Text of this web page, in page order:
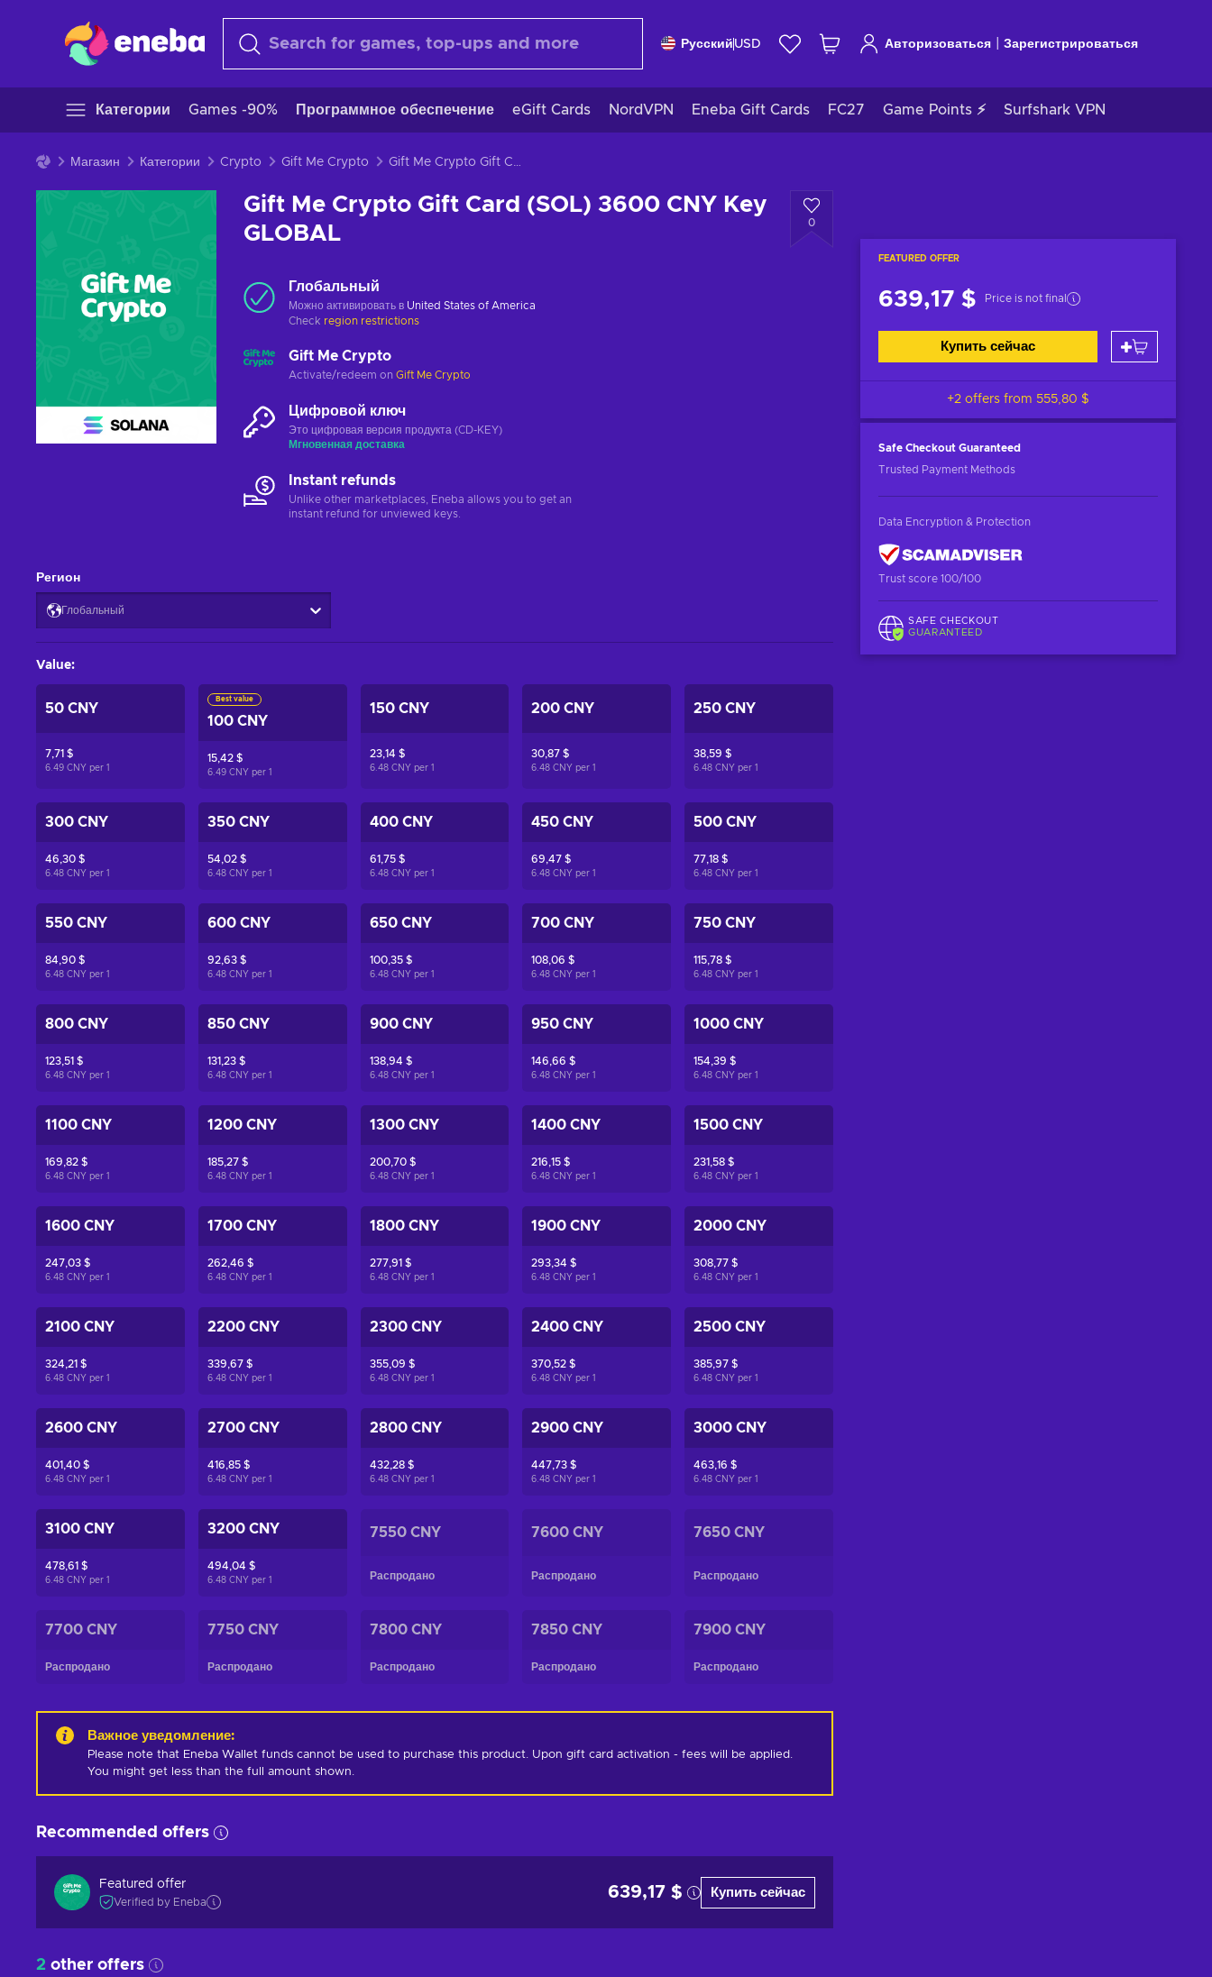
Русский USD Авторизоваться Зарегистрироваться
Категории Games -90% Программное обеспечение eGift Cards NordVPN Eneba Gift Cards FC27 Game Points ⚡ Surfshark VPN
Магазин Категории Crypto Gift Me Crypto Gift Me Crypto Gift Card (SOL) 3600 CNY Key GLOBAL
Gift Me Crypto Gift Card (SOL) 3600 CNY Key
GLOBAL
0
FEATURED OFFER
639,17 $ Price is not final
Купить сейчас
+2 offers from 555,80 $
Safe Checkout Guaranteed
Trusted Payment Methods
Data Encryption & Protection
Trust score 100/100
SAFE CHECKOUT
GUARANTEED
Глобальный
Можно активировать в United States of America
Check region restrictions
Gift Me Crypto
Activate/redeem on Gift Me Crypto
Цифровой ключ
Это цифровая версия продукта (CD-KEY)
Мгновенная доставка
Instant refunds
Unlike other marketplaces, Eneba allows you to get an
instant refund for unviewed keys.
Регион
Глобальный
Value:
50 CNY
7,71 $
6.49 CNY per 1
Best value
100 CNY
15,42 $
6.49 CNY per 1
150 CNY
23,14 $
6.48 CNY per 1
200 CNY
30,87 $
6.48 CNY per1
250 CNY
38,59 $
6.48 CNY per1
300 CNY
46,30 $
6.48 CNY per 1
350 CNY
54,02 $
6.48 CNY per 1
400 CNY
61,75 $
6.48 CNY per 1
450 CNY
69,47 $
6.48 CNY per1
500 CNY
77,18 $
6.48 CNY per1
550 CNY
84,90 $
6.48 CNY per 1
600 CNY
92,63 $
6.48 CNY per 1
650 CNY
100,35 $
6.48 CNY per 1
700 CNY
108,06 $
6.48 CNY per1
750 CNY
115,78 $
6.48 CNY per1
800 CNY
123,51 $
6.48 CNY per 1
850 CNY
131,23 $
6.48 CNY per 1
900 CNY
138,94 $
6.48 CNY per 1
950 CNY
146,66 $
6.48 CNY per1
1000 CNY
154,39 $
6.48 CNY per1
1100 CNY
169,82 $
6.48 CNY per 1
1200 CNY
185,27 $
6.48 CNY per 1
1300 CNY
200,70 $
6.48 CNY per 1
1400 CNY
216,15 $
6.48 CNY per1
1500 CNY
231,58 $
6.48 CNY per1
1600 CNY
247,03 $
6.48 CNY per 1
1700 CNY
262,46 $
6.48 CNY per 1
1800 CNY
277,91 $
6.48 CNY per 1
1900 CNY
293,34 $
6.48 CNY per1
2000 CNY
308,77 $
6.48 CNY per1
2100 CNY
324,21 $
6.48 CNY per 1
2200 CNY
339,67 $
6.48 CNY per 1
2300 CNY
355,09 $
6.48 CNY per 1
2400 CNY
370,52 $
6.48 CNY per1
2500 CNY
385,97 $
6.48 CNY per1
2600 CNY
401,40 $
6.48 CNY per 1
2700 CNY
416,85 $
6.48 CNY per 1
2800 CNY
432,28 $
6.48 CNY per 1
2900 CNY
447,73 $
6.48 CNY per1
3000 CNY
463,16 $
6.48 CNY per1
3100 CNY
478,61 $
6.48 CNY per 1
3200 CNY
494,04 $
6.48 CNY per 1
7550 CNY
Распродано
7600 CNY
Распродано
7650 CNY
Распродано
7700 CNY
Распродано
7750 CNY
Распродано
7800 CNY
Распродано
7850 CNY
Распродано
7900 CNY
Распродано
Важное уведомление:
Please note that Eneba Wallet funds cannot be used to purchase this product. Upon gift card activation - fees will be applied.
You might get less than the full amount shown.
Recommended offers
Featured offer
Verified by Eneba
639,17 $ Купить сейчас
2 other offers